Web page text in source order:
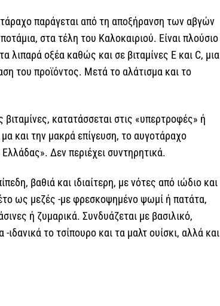
παράγεται από τη αποξήρανση των αβγών
στα τέλη του Καλοκαιριού. Είναι πλούσιο
λιπαρά οξέα καθώς και σε βιταμίνες Ε και C, μια
του προϊόντος. Μετά το αλάτισμα και το
κατατάσσεται στις «υπερτροφές» ή
και την μακρά επίγευση, το αυγοτάραχο
Δεν περιέχει συντηρητικά.
βαθιά και ιδιαίτερη, με νότες από ιώδιο και
ως μεζές -με φρεσκοψημένο ψωμί ή πατάτα,
ή ζυμαρικά. Συνδυάζεται με βασιλικό,
το τσίπουρο και τα μαλτ ουίσκι, αλλά και